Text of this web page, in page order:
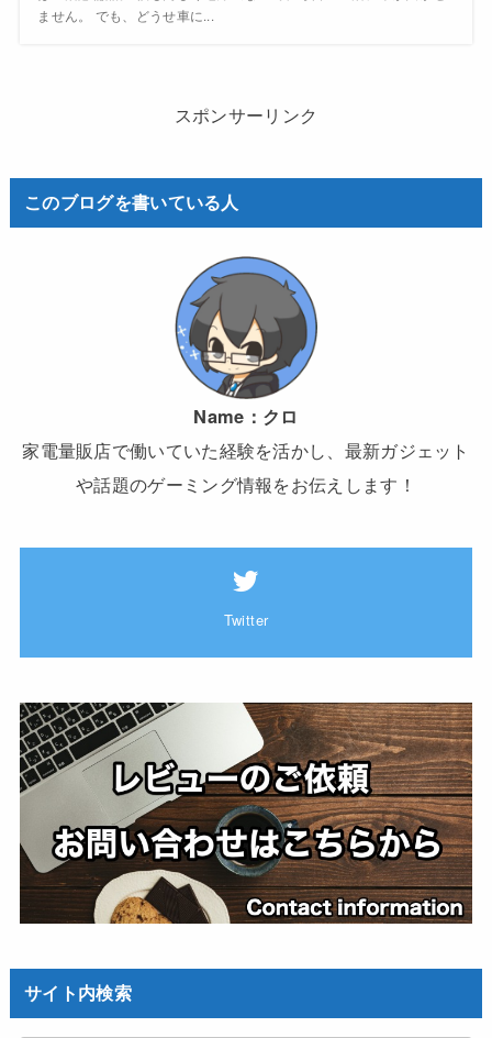
ません。 でも、どうせ車に...
スポンサーリンク
このブログを書いている人
Name： クロ
家電量販店で働いていた経験を活かし、最新ガジェット
や話題のゲーミング情報をお伝えします！
Twitter
サイト内検索